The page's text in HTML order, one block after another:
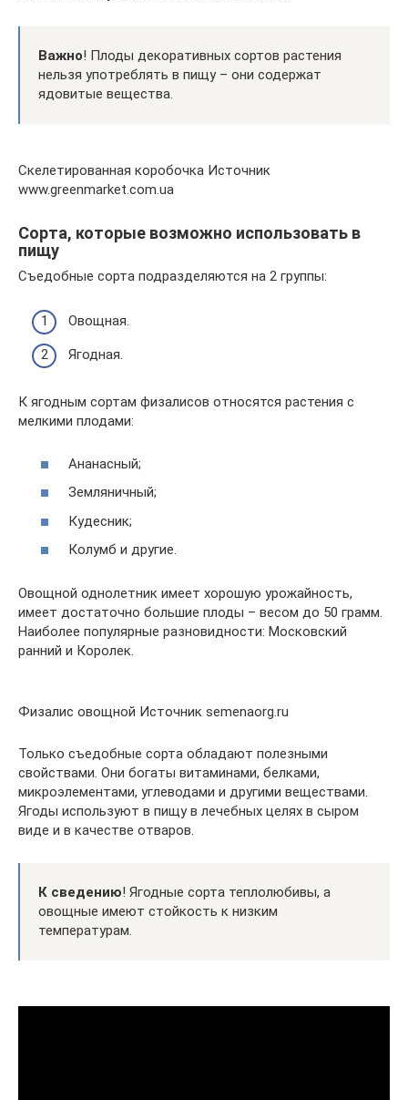
Важно! Плоды декоративных сортов растения
нельзя употреблять в пищу – они содержат
ядовитые вещества.
Скелетированная коробочка Источник
www.greenmarket.com.ua
Сорта, которые возможно использовать в
пищу
Съедобные сорта подразделяются на 2 группы:
Овощная.
Ягодная.
К ягодным сортам физалисов относятся растения с
мелкими плодами:
Ананасный;
Земляничный;
Кудесник;
Колумб и другие.
Овощной однолетник имеет хорошую урожайность,
имеет достаточно большие плоды – весом до 50 грамм.
Наиболее популярные разновидности: Московский
ранний и Королек.
Физалис овощной Источник semenaorg.ru
Только съедобные сорта обладают полезными
свойствами. Они богаты витаминами, белками,
микроэлементами, углеводами и другими веществами.
Ягоды используют в пищу в лечебных целях в сыром
виде и в качестве отваров.
К сведению! Ягодные сорта теплолюбивы, а
овощные имеют стойкость к низким
температурам.